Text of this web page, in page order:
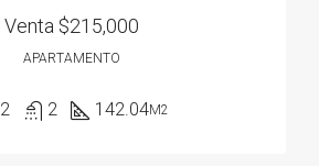
Venta $215,000
APARTAMENTO
2 2 142.04M2